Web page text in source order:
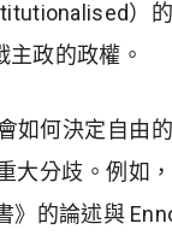
）
政的政權。
如何決定自由
大分歧。例如
》的論述與